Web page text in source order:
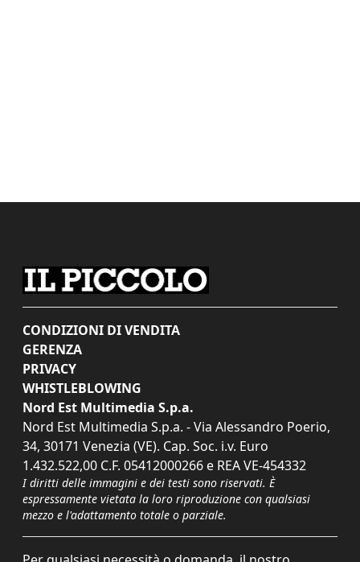
CONDIZIONI DI VENDITA
GERENZA
PRIVACY
WHISTLEBLOWING
Nord Est Multimedia S.p.a.
Nord Est Multimedia S.p.a. - Via Alessandro Poerio,
34, 30171 Venezia (VE). Cap. Soc. i.v. Euro
1.432.522,00 C.F. 05412000266 e REA VE-454332
I diritti delle immagini e dei testi sono riservati. È
espressamente vietata la loro riproduzione con qualsiasi
mezzo e l'adattamento totale o parziale.